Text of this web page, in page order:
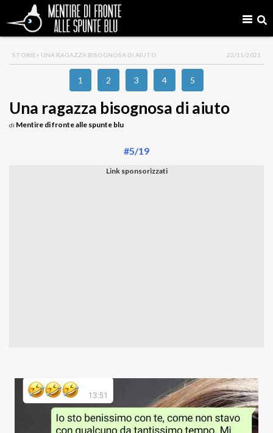
STORIE> UNA RAGAZZA BISOGNOSA DI AIUTO 22/11/2021
1 2 3 4 5
Una ragazza bisognosa di aiuto
di Mentire di fronte alle spunte blu
#5/19